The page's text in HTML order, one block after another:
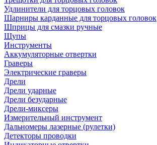
Удлинители для торцовых головок
Шарниры карданные для торцовых головок
Шприцы для смазки ручные
Щупы
Инструменты
Аккумуляторные отвертки
Граверы
Электрические граверы
Дрели
Дрели ударные
Дрели безударные
Дрели-миксеры
Измерительный инструмент
Дальномеры лазерные (рулетки)
Детекторы проводки